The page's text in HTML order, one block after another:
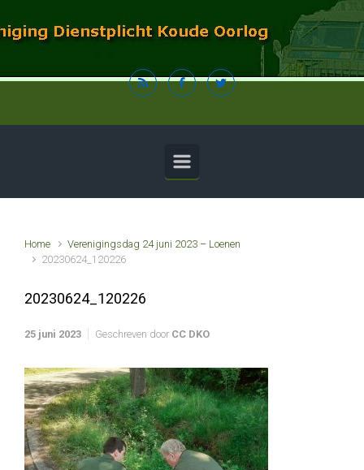
Home
Verenigingsdag 24 juni 2023 – Loenen
20230624_120226
20230624_120226
25 juni 2023 Geschreven door CC DKO